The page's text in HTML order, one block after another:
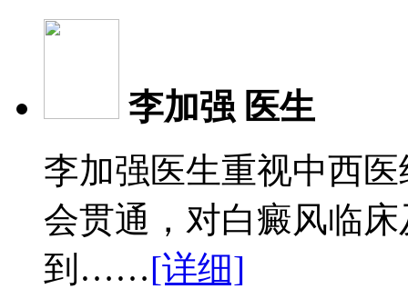
李加强 医生
李加强医生重视中西
会贯通，对白癜风临
到……[详细]